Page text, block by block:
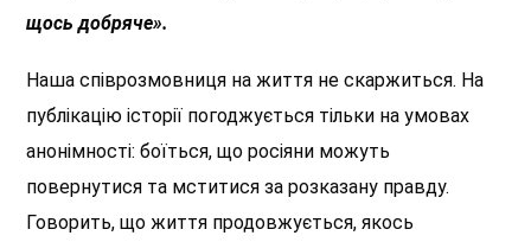
щось добряче».
Наша співрозмовниця на життя не скаржиться. На
публікацію історії погоджується тільки на умовах
анонімності: боїться, що росіяни можуть
повернутися та мститися за розказану правду.
Говорить, що життя продовжується, якось